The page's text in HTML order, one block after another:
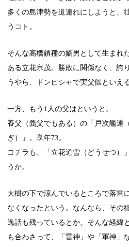
多くの島津勢を道連れにしようと、
うコト。
そんな高橋鎮種の嫡男として生まれ
ある立花宗茂。勝敗に関係なく、誇
うやら、ドンピシャで実父似といえ
一方、もう1人の父はというと。
養父（義父でもある）の「戸次艦連
ぎ）」。享年73。
コチラも、「立花道雪（どうせつ）
うか。
大樹の下で涼んでいるところで落雷
なくなったという。なんなら、その
逸話も残っているとか。そんな経緯
も合わさって、「雷神」や「軍神」